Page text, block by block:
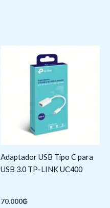
Adaptador USB Tipo C para
USB 3.0 TP-LINK UC400
70.000₲